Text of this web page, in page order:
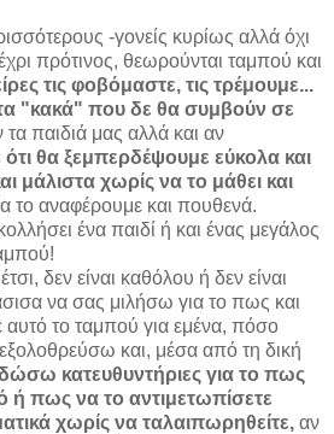
-γονείς κυρίως αλλά όχι
πρότινος, θεωρούνται ταμπού και
τις φοβόμαστε, τις τρέμουμε...
"κακά" που δε θα συμβούν σε
παιδιά μας αλλά και αν
ότι θα ξεμπερδέψουμε εύκολα και
μάλιστα χωρίς να το μάθει και
το αναφέρουμε και πουθενά.
ένα παιδί ή και ένας μεγάλος
δεν είναι καθόλου ή δεν είναι
να σας μιλήσω για το πως και
το ταμπού για εμένα, πόσο
και, μέσα από τη δική
κατευθυντήριες για το πως
ή πως να το αντιμετωπίσετε
χωρίς να ταλαιπωρηθείτε, αν